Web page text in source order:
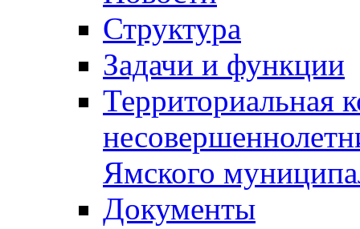
Структура
Задачи и функции
Территориальная
Ямского
Документы